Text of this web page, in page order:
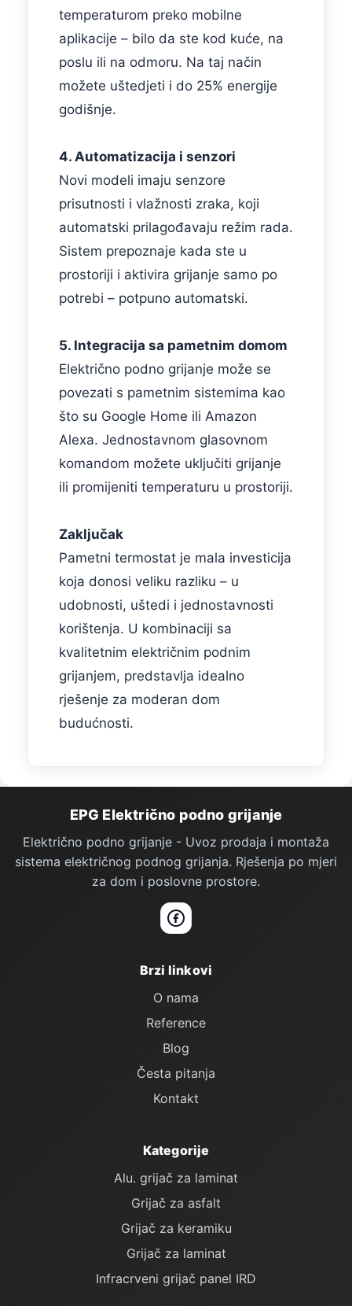
temperaturom preko mobilne
aplikacije – bilo da ste kod kuće, na
poslu ili na odmoru. Na taj način
možete uštedjeti i do 25% energije
godišnje.
4. Automatizacija i senzori
Novi modeli imaju senzore
prisutnosti i vlažnosti zraka, koji
automatski prilagođavaju režim rada.
Sistem prepoznaje kada ste u
prostoriji i aktivira grijanje samo po
potrebi – potpuno automatski.
5. Integracija sa pametnim domom
Električno podno grijanje može se
povezati s pametnim sistemima kao
što su Google Home ili Amazon
Alexa. Jednostavnom glasovnom
komandom možete uključiti grijanje
ili promijeniti temperaturu u prostoriji.
Zaključak
Pametni termostat je mala investicija
koja donosi veliku razliku – u
udobnosti, uštedi i jednostavnosti
korištenja. U kombinaciji sa
kvalitetnim električnim podnim
grijanjem, predstavlja idealno
rješenje za moderan dom
budućnosti.
Podno Grijanje — podnožje stranice
EPG Električno podno grijanje
Električno podno grijanje - Uvoz prodaja i montaža
sistema električnog podnog grijanja. Rješenja po mjeri
za dom i poslovne prostore.
Facebook
Brzi linkovi
O nama
Reference
Blog
Česta pitanja
Kontakt
Kategorije
Alu. grijač za laminat
Grijač za asfalt
Grijač za keramiku
Grijač za laminat
Infracrveni grijač panel IRD